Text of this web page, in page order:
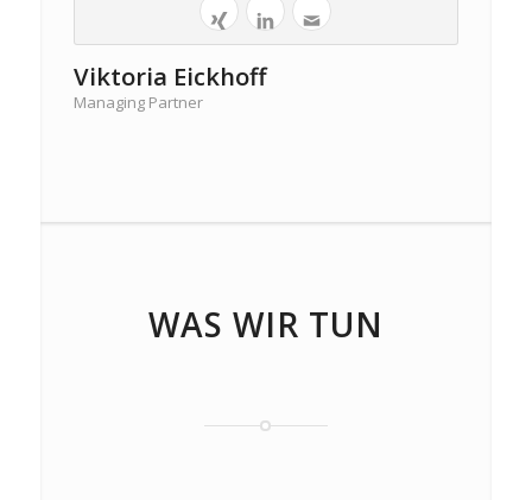
Viktoria Eickhoff
Managing Partner
WAS WIR TUN